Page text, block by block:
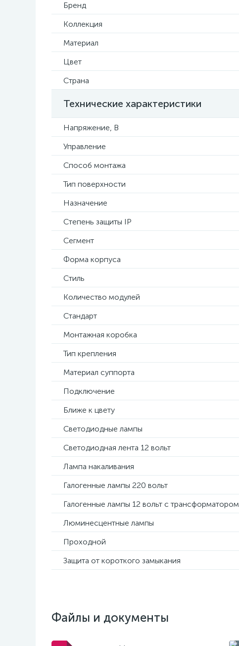
Бренд
Коллекция
Материал
Цвет
Страна
Технические характеристики
Напряжение, В
Управление
Способ монтажа
Тип поверхности
Назначение
Степень защиты IP
Сегмент
Форма корпуса
Стиль
Количество модулей
Стандарт
Монтажная коробка
Тип крепления
Материал суппорта
Подключение
Ближе к цвету
Светодиодные лампы
Светодиодная лента 12 вольт
Лампа накаливания
Галогенные лампы 220 вольт
Галогенные лампы 12 вольт с трансформатором
Люминесцентные лампы
Проходной
Защита от короткого замыкания
Файлы и документы